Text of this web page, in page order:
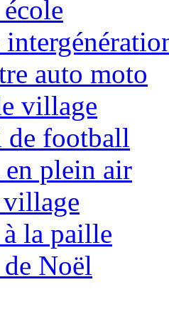
auto moto
village
de football
en plein air
la paille
Noël